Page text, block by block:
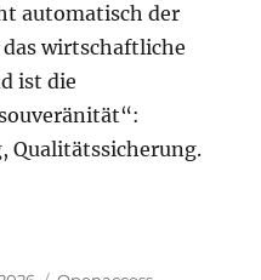
automatisch der
das wirtschaftliche
ist die
Qualitätssicherung.
Rechtsgutachten für